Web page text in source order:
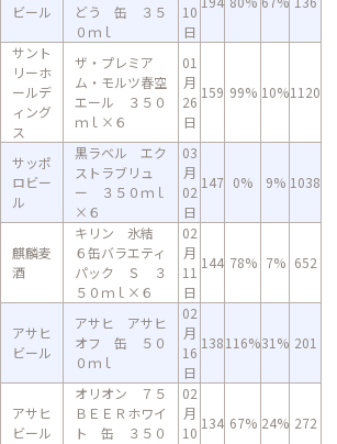
ビール
どう 缶 ３５
０ｍｌ
10
日
サント
リーホ
ールデ
ィング
ス
ザ・プレミア
ム・モルツ春空
エール ３５０
ｍｌ×６
01
月
26
日
159 99% 10%1120
サッポ
ロビー
ル
黒ラベル エク
ストラブリュ
ー ３５０ｍｌ
×６
03
月
02
日
147 0% 9% 1038
麒麟麦
酒
キリン 氷結
６缶バラエティ
パック Ｓ ３
５０ｍｌ×６
02
月
11
日
144 78% 7% 652
アサヒ
ビール
アサヒ アサヒ
オフ 缶 ５０
０ｍｌ
02
月
16
日
138116%31% 201
アサヒ
ビール
オリオン ７５
ＢＥＥＲホワイ
ト 缶 ３５０
02
月
10
134 67% 24% 272